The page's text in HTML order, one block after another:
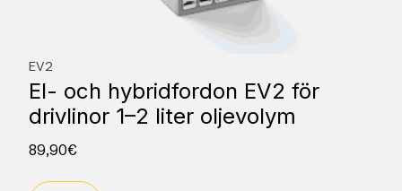
EV2
El- och hybridfordon EV2 för
drivlinor 1–2 liter oljevolym
89,90€